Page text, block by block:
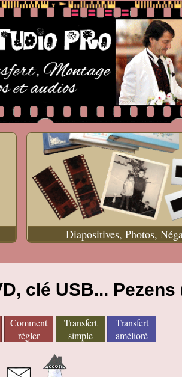
Diapositives, Photos,
clé USB... Pezens
Comment
régler
Transfert
simple
Transfert
amélioré